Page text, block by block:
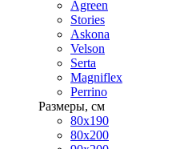
Agreen
Stories
Askona
Velson
Serta
Magniflex
Perrino
Размеры, см
80х190
80х200